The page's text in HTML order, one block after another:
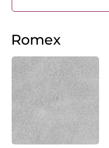
Romex